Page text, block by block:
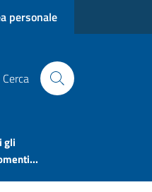
personale
Cerca
gli